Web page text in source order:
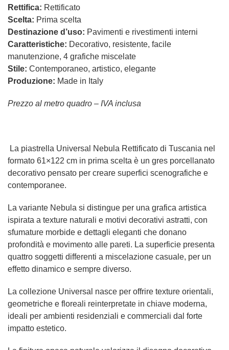
Rettifica: Rettificato
Scelta: Prima scelta
Destinazione d’uso: Pavimenti e rivestimenti interni
Caratteristiche: Decorativo, resistente, facile
manutenzione, 4 grafiche miscelate
Stile: Contemporaneo, artistico, elegante
Produzione: Made in Italy
Prezzo al metro quadro – IVA inclusa
La piastrella Universal Nebula Rettificato di Tuscania nel
formato 61×122 cm in prima scelta è un gres porcellanato
decorativo pensato per creare superfici scenografiche e
contemporanee.
La variante Nebula si distingue per una grafica artistica
ispirata a texture naturali e motivi decorativi astratti, con
sfumature morbide e dettagli eleganti che donano
profondità e movimento alle pareti. La superficie presenta
quattro soggetti differenti a miscelazione casuale, per un
effetto dinamico e sempre diverso.
La collezione Universal nasce per offrire texture orientali,
geometriche e floreali reinterpretate in chiave moderna,
ideali per ambienti residenziali e commerciali dal forte
impatto estetico.